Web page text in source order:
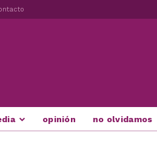
opinión no olvidamos